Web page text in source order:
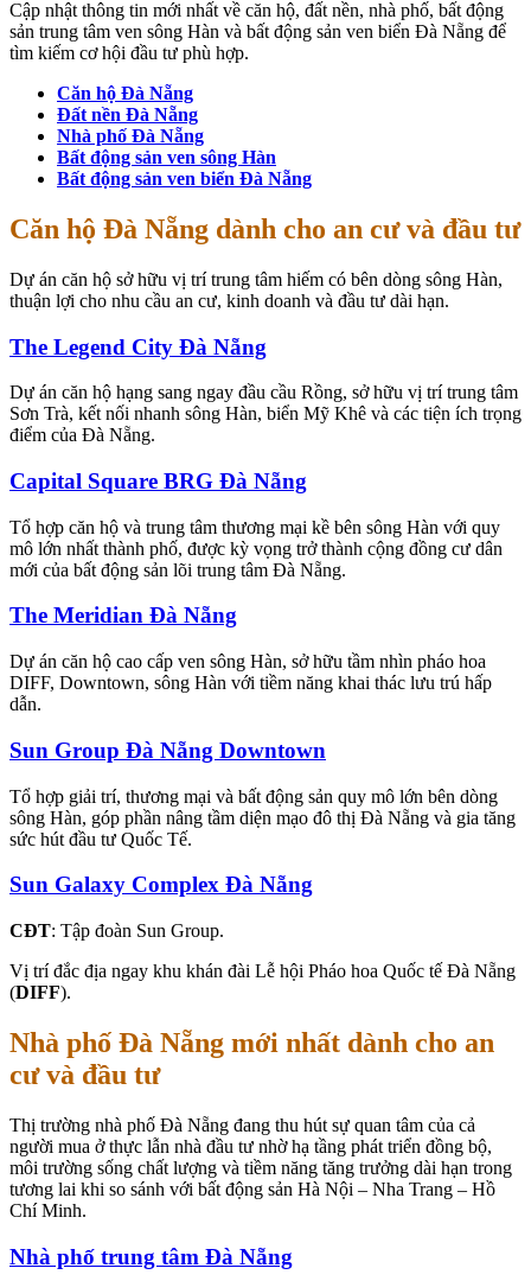
Cập nhật thông tin mới nhất về căn hộ, đất nền, nhà phố, bất động
sản trung tâm ven sông Hàn và bất động sản ven biển Đà Nẵng để
tìm kiếm cơ hội đầu tư phù hợp.
Căn hộ Đà Nẵng
Đất nền Đà Nẵng
Nhà phố Đà Nẵng
Bất động sản ven sông Hàn
Bất động sản ven biển Đà Nẵng
Căn hộ Đà Nẵng dành cho an cư và đầu tư
Dự án căn hộ sở hữu vị trí trung tâm hiếm có bên dòng sông Hàn,
thuận lợi cho nhu cầu an cư, kinh doanh và đầu tư dài hạn.
The Legend City Đà Nẵng
Dự án căn hộ hạng sang ngay đầu cầu Rồng, sở hữu vị trí trung tâm
Sơn Trà, kết nối nhanh sông Hàn, biển Mỹ Khê và các tiện ích trọng
điểm của Đà Nẵng.
Capital Square BRG Đà Nẵng
Tổ hợp căn hộ và trung tâm thương mại kề bên sông Hàn với quy
mô lớn nhất thành phố, được kỳ vọng trở thành cộng đồng cư dân
mới của bất động sản lõi trung tâm Đà Nẵng.
The Meridian Đà Nẵng
Dự án căn hộ cao cấp ven sông Hàn, sở hữu tầm nhìn pháo hoa
DIFF, Downtown, sông Hàn với tiềm năng khai thác lưu trú hấp
dẫn.
Sun Group Đà Nẵng Downtown
Tổ hợp giải trí, thương mại và bất động sản quy mô lớn bên dòng
sông Hàn, góp phần nâng tầm diện mạo đô thị Đà Nẵng và gia tăng
sức hút đầu tư Quốc Tế.
Sun Galaxy Complex Đà Nẵng
CĐT: Tập đoàn Sun Group.
Vị trí đắc địa ngay khu khán đài Lễ hội Pháo hoa Quốc tế Đà Nẵng
(DIFF).
Nhà phố Đà Nẵng mới nhất dành cho an
cư và đầu tư
Thị trường nhà phố Đà Nẵng đang thu hút sự quan tâm của cả
người mua ở thực lẫn nhà đầu tư nhờ hạ tầng phát triển đồng bộ,
môi trường sống chất lượng và tiềm năng tăng trưởng dài hạn trong
tương lai khi so sánh với bất động sản Hà Nội – Nha Trang – Hồ
Chí Minh.
Nhà phố trung tâm Đà Nẵng